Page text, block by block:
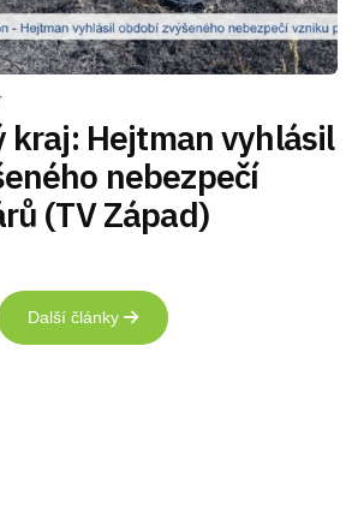
kraj: Hejtman vyhlásil
nebezpečí
(TV Západ)
Další články